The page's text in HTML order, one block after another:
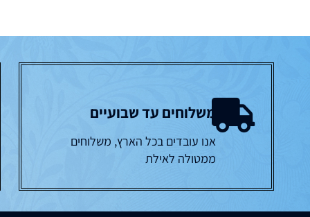
משלוחים עד שבועיים
אנו עובדים בכל הארץ, משלוחים
ממטולה לאילת